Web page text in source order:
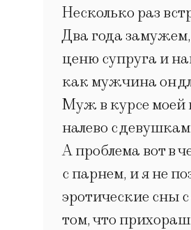
Несколько раз
Два года замужем,
ценю супруга и
как мужчина он
Муж в курсе моей
налево с
А проблема вот в
с парнем, и я не
эротические сны
том, что